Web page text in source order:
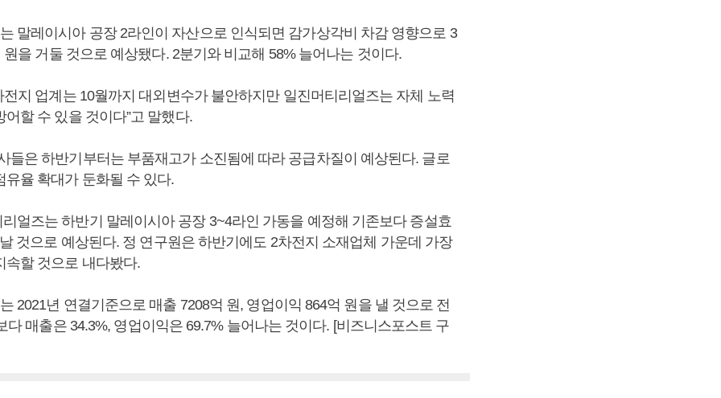
말레이시아 공장 2라인이 자산으로 인식되면 감가상각비 차감 영향으로 3
을 거둘 것으로 예상됐다. 2분기와 비교해 58% 늘어나는 것이다.
전지 업계는 10월까지 대외변수가 불안하지만 일진머티리얼즈는 자체 노력
할 수 있을 것이다”고 말했다.
들은 하반기부터는 부품재고가 소진됨에 따라 공급차질이 예상된다. 글로
유율 확대가 둔화될 수 있다.
얼즈는 하반기 말레이시아 공장 3~4라인 가동을 예정해 기존보다 증설효
것으로 예상된다. 정 연구원은 하반기에도 2차전지 소재업체 가운데 가장
속할 것으로 내다봤다.
2021년 연결기준으로 매출 7208억 원, 영업이익 864억 원을 낼 것으로 전
다 매출은 34.3%, 영업이익은 69.7% 늘어나는 것이다. [비즈니스포스트 구